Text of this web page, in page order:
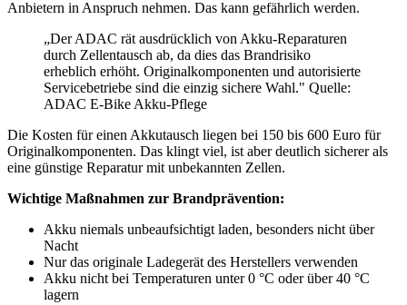
Anbietern in Anspruch nehmen. Das kann gefährlich werden.
„Der ADAC rät ausdrücklich von Akku-Reparaturen
durch Zellentausch ab, da dies das Brandrisiko
erheblich erhöht. Originalkomponenten und autorisierte
Servicebetriebe sind die einzig sichere Wahl." Quelle:
ADAC E-Bike Akku-Pflege
Die Kosten für einen Akkutausch liegen bei 150 bis 600 Euro für
Originalkomponenten. Das klingt viel, ist aber deutlich sicherer als
eine günstige Reparatur mit unbekannten Zellen.
Wichtige Maßnahmen zur Brandprävention:
Akku niemals unbeaufsichtigt laden, besonders nicht über
Nacht
Nur das originale Ladegerät des Herstellers verwenden
Akku nicht bei Temperaturen unter 0 °C oder über 40 °C
lagern